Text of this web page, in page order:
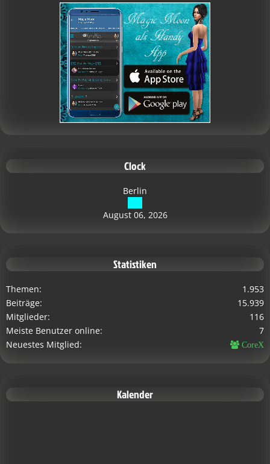
Clock
Berlin
August 06, 2026
Statistiken
Themen
1.953
Beiträge
15.939
Mitglieder
116
Meiste Benutzer online
7
Neuestes Mitglied
CoreX
Kalender